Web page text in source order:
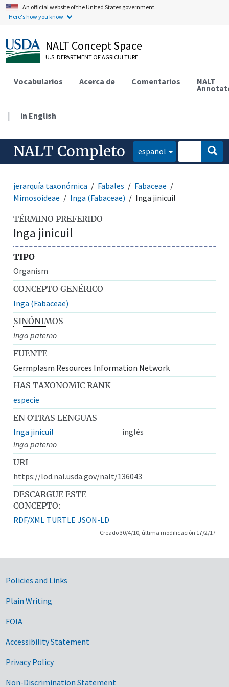
An official website of the United States government.
Here's how you know.
NALT Concept Space
U.S. DEPARTMENT OF AGRICULTURE
Vocabularios Acerca de Comentarios NALT
| in English
NALT Completo español
jerarquía taxonómica Fabales
Fabaceae
Mimosoideae
Inga (Fabaceae) Inga jinicuil
TÉRMINO PREFERIDO
Inga jinicuil
TIPO
Organism
CONCEPTO GENÉRICO
Inga (Fabaceae)
SINÓNIMOS
Inga paterno
FUENTE
Germplasm Resources Information Network
HAS TAXONOMIC RANK
especie
EN OTRAS LENGUAS
Inga jinicuil
inglés
Inga paterno
URI
https://lod.nal.usda.gov/nalt/136043
DESCARGUE ESTE
CONCEPTO:
RDF/XML TURTLE JSON-LD
Creado 30/4/10, última modificación 17/2/17
Government Links
Policies and Links
Plain Writing
FOIA
Accessibility Statement
Privacy Policy
Non-Discrimination Statement